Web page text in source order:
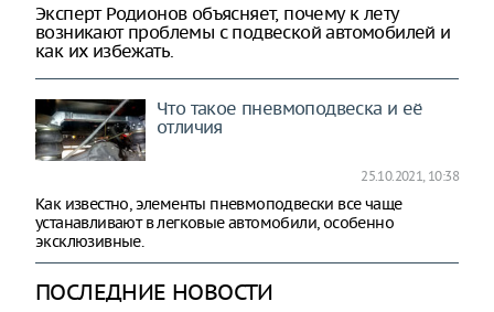
Эксперт Родионов объясняет, почему к лету
возникают проблемы с подвеской автомобилей и
как их избежать.
Что такое пневмоподвеска и её
отличия
25.10.2021, 10:38
Как известно, элементы пневмоподвески все чаще
устанавливают в легковые автомобили, особенно
эксклюзивные.
ПОСЛЕДНИЕ НОВОСТИ